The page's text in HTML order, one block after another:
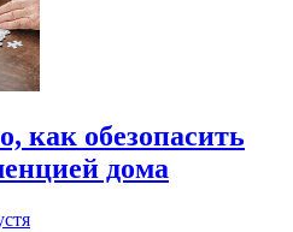
как обезопасить
дома